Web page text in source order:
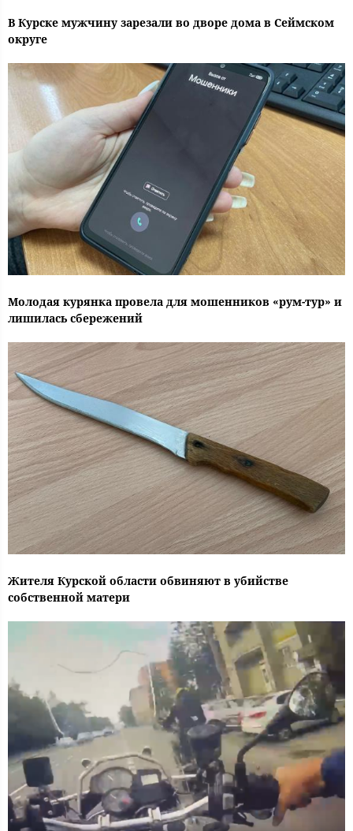
В Курске мужчину зарезали во дворе дома в Сеймском
округе
Молодая курянка провела для мошенников «рум-тур» и
лишилась сбережений
Жителя Курской области обвиняют в убийстве
собственной матери